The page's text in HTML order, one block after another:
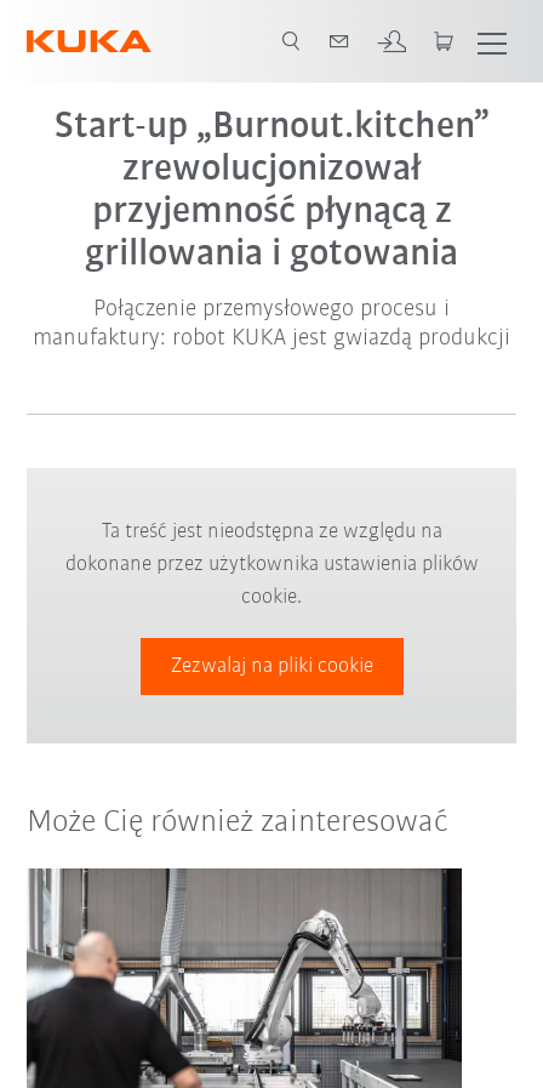
Start-up „Burnout.kitchen”
zrewolucjonizował
przyjemność płynącą z
grillowania i gotowania
Połączenie przemysłowego procesu i
manufaktury: robot KUKA jest gwiazdą produkcji
Ta treść jest nieodstępna ze względu na
dokonane przez użytkownika ustawienia plików
cookie.
Zezwalaj na pliki cookie
Może Cię również zainteresować